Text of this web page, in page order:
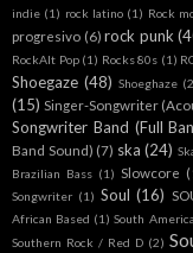
indie (1) rock latino (1) Rock
progresivo (6) rock punk
RockAlt Pop (1) Rocks 80s (1)
Shoegaze (48) Shoeghaze
(15) Singer-Songwriter
Songwriter Band (Full
Band Sound) (7) ska (24)
Brazilian Bass (1) Slowcore
Songwriter (1) Soul (16)
African Based (1) South
Southern Rock / Red D (2)